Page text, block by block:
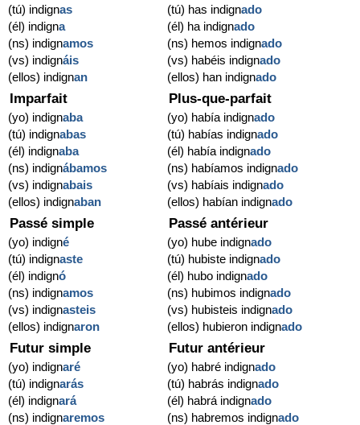
(tú) indignas
(él) indigna
(ns) indignamos
(vs) indignáis
(ellos) indignan
(tú) has indignado
(él) ha indignado
(ns) hemos indignado
(vs) habéis indignado
(ellos) han indignado
Imparfait
(yo) indignaba
(tú) indignabas
(él) indignaba
(ns) indignábamos
(vs) indignabais
(ellos) indignaban
Plus-que-parfait
(yo) había indignado
(tú) habías indignado
(él) había indignado
(ns) habíamos indignado
(vs) habíais indignado
(ellos) habían indignado
Passé simple
(yo) indigné
(tú) indignaste
(él) indignó
(ns) indignamos
(vs) indignasteis
(ellos) indignaron
Passé antérieur
(yo) hube indignado
(tú) hubiste indignado
(él) hubo indignado
(ns) hubimos indignado
(vs) hubisteis indignado
(ellos) hubieron indignado
Futur simple
(yo) indignaré
(tú) indignarás
(él) indignará
(ns) indignaremos
Futur antérieur
(yo) habré indignado
(tú) habrás indignado
(él) habrá indignado
(ns) habremos indignado